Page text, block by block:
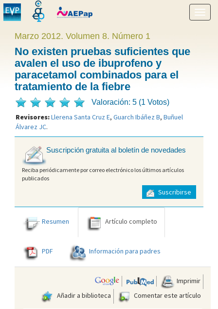
menú
Marzo 2012. Volumen 8. Número 1
No existen pruebas suficientes que
avalen el uso de ibuprofeno y
paracetamol combinados para el
tratamiento de la fiebre
Valoración: 5 (1 Votos)
Revisores:Llerena Santa Cruz E, Guarch Ibáñez B, Buñuel
Álvarez JC.
Suscripción gratuita al boletín de novedades
Reciba periódicamente por correo electrónico los últimos artículos
publicados
Suscribirse
Resumen Artículo completo
PDF Información para padres
Imprimir
Añadir a biblioteca
Comentar este artículo